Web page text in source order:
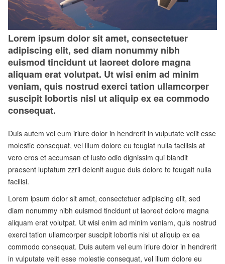
Lorem ipsum dolor sit amet, consectetuer
adipiscing elit, sed diam nonummy nibh
euismod tincidunt ut laoreet dolore magna
aliquam erat volutpat. Ut wisi enim ad minim
veniam, quis nostrud exerci tation ullamcorper
suscipit lobortis nisl ut aliquip ex ea commodo
consequat.
Duis autem vel eum iriure dolor in hendrerit in vulputate velit esse
molestie consequat, vel illum dolore eu feugiat nulla facilisis at
vero eros et accumsan et iusto odio dignissim qui blandit
praesent luptatum zzril delenit augue duis dolore te feugait nulla
facilisi.
Lorem ipsum dolor sit amet, consectetuer adipiscing elit, sed
diam nonummy nibh euismod tincidunt ut laoreet dolore magna
aliquam erat volutpat. Ut wisi enim ad minim veniam, quis nostrud
exerci tation ullamcorper suscipit lobortis nisl ut aliquip ex ea
commodo consequat. Duis autem vel eum iriure dolor in hendrerit
in vulputate velit esse molestie consequat, vel illum dolore eu